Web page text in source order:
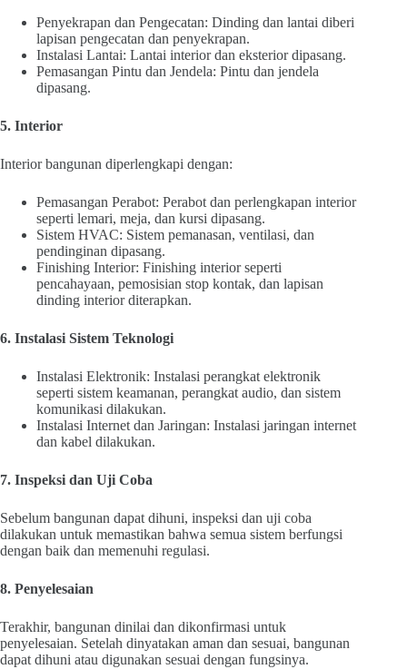
Penyekrapan dan Pengecatan: Dinding dan lantai diberi
lapisan pengecatan dan penyekrapan.
Instalasi Lantai: Lantai interior dan eksterior dipasang.
Pemasangan Pintu dan Jendela: Pintu dan jendela
dipasang.
5. Interior
Interior bangunan diperlengkapi dengan:
Pemasangan Perabot: Perabot dan perlengkapan interior
seperti lemari, meja, dan kursi dipasang.
Sistem HVAC: Sistem pemanasan, ventilasi, dan
pendinginan dipasang.
Finishing Interior: Finishing interior seperti
pencahayaan, pemosisian stop kontak, dan lapisan
dinding interior diterapkan.
6. Instalasi Sistem Teknologi
Instalasi Elektronik: Instalasi perangkat elektronik
seperti sistem keamanan, perangkat audio, dan sistem
komunikasi dilakukan.
Instalasi Internet dan Jaringan: Instalasi jaringan internet
dan kabel dilakukan.
7. Inspeksi dan Uji Coba
Sebelum bangunan dapat dihuni, inspeksi dan uji coba
dilakukan untuk memastikan bahwa semua sistem berfungsi
dengan baik dan memenuhi regulasi.
8. Penyelesaian
Terakhir, bangunan dinilai dan dikonfirmasi untuk
penyelesaian. Setelah dinyatakan aman dan sesuai, bangunan
dapat dihuni atau digunakan sesuai dengan fungsinya.